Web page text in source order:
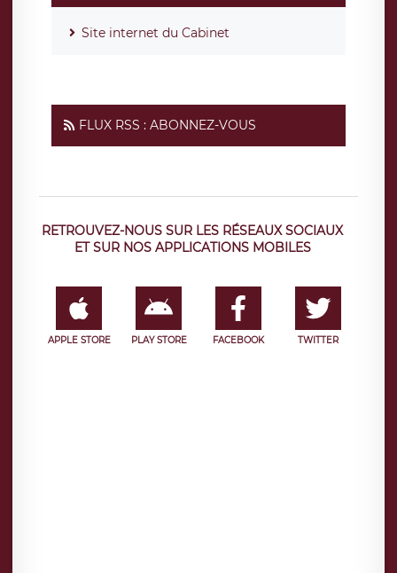
Site internet du Cabinet
FLUX RSS : ABONNEZ-VOUS
RETROUVEZ-NOUS SUR LES RÉSEAUX SOCIAUX
ET SUR NOS APPLICATIONS MOBILES
APPLE STORE PLAY STORE FACEBOOK TWITTER